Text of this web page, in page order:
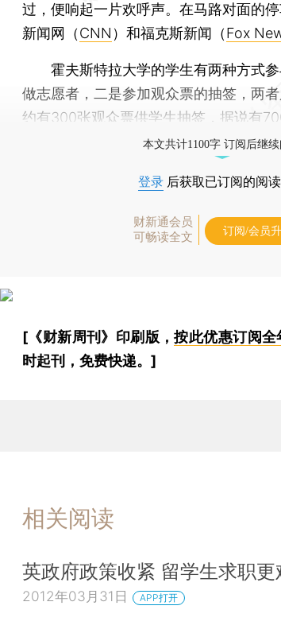
过，便响起一片欢呼声。在马路对面的
新闻网（CNN ）和福克斯新闻（Fox
霍夫斯特拉大学的学生有两种方式
做志愿者，二是参加观众票的抽签，两
约有300张观众票供学生抽签，据说有
本文共计1100字 订阅后继
登录 后获取已订阅的阅
财新通会员
可畅读全文
订阅/会员
[《财新周刊》印刷版，按此优惠订阅全
时起刊，免费快递。]
相关阅读
英政府政策收紧 留学生求职更
2012年03月31日 APP打开